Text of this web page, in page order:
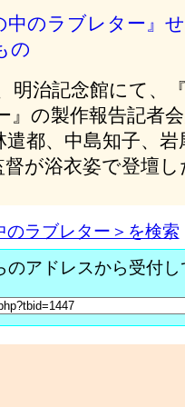
中のラブレター』
の
明治記念館にて、
』の製作報告記者
都、中島知子、岩
督が浴衣姿で登壇し
ラブレター＞を検索
のアドレスから受付